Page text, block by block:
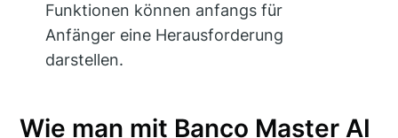
Funktionen können anfangs für
Anfänger eine Herausforderung
darstellen.
Wie man mit Banco Master AI